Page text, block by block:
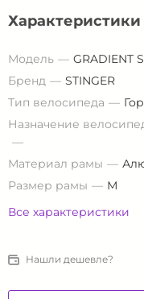
Характеристики
Модель
GRADIENT
Бренд
STINGER
Тип велосипеда
Назначение
Материал рамы
Размер рамы
М
Все характеристики
Нашли дешевле?